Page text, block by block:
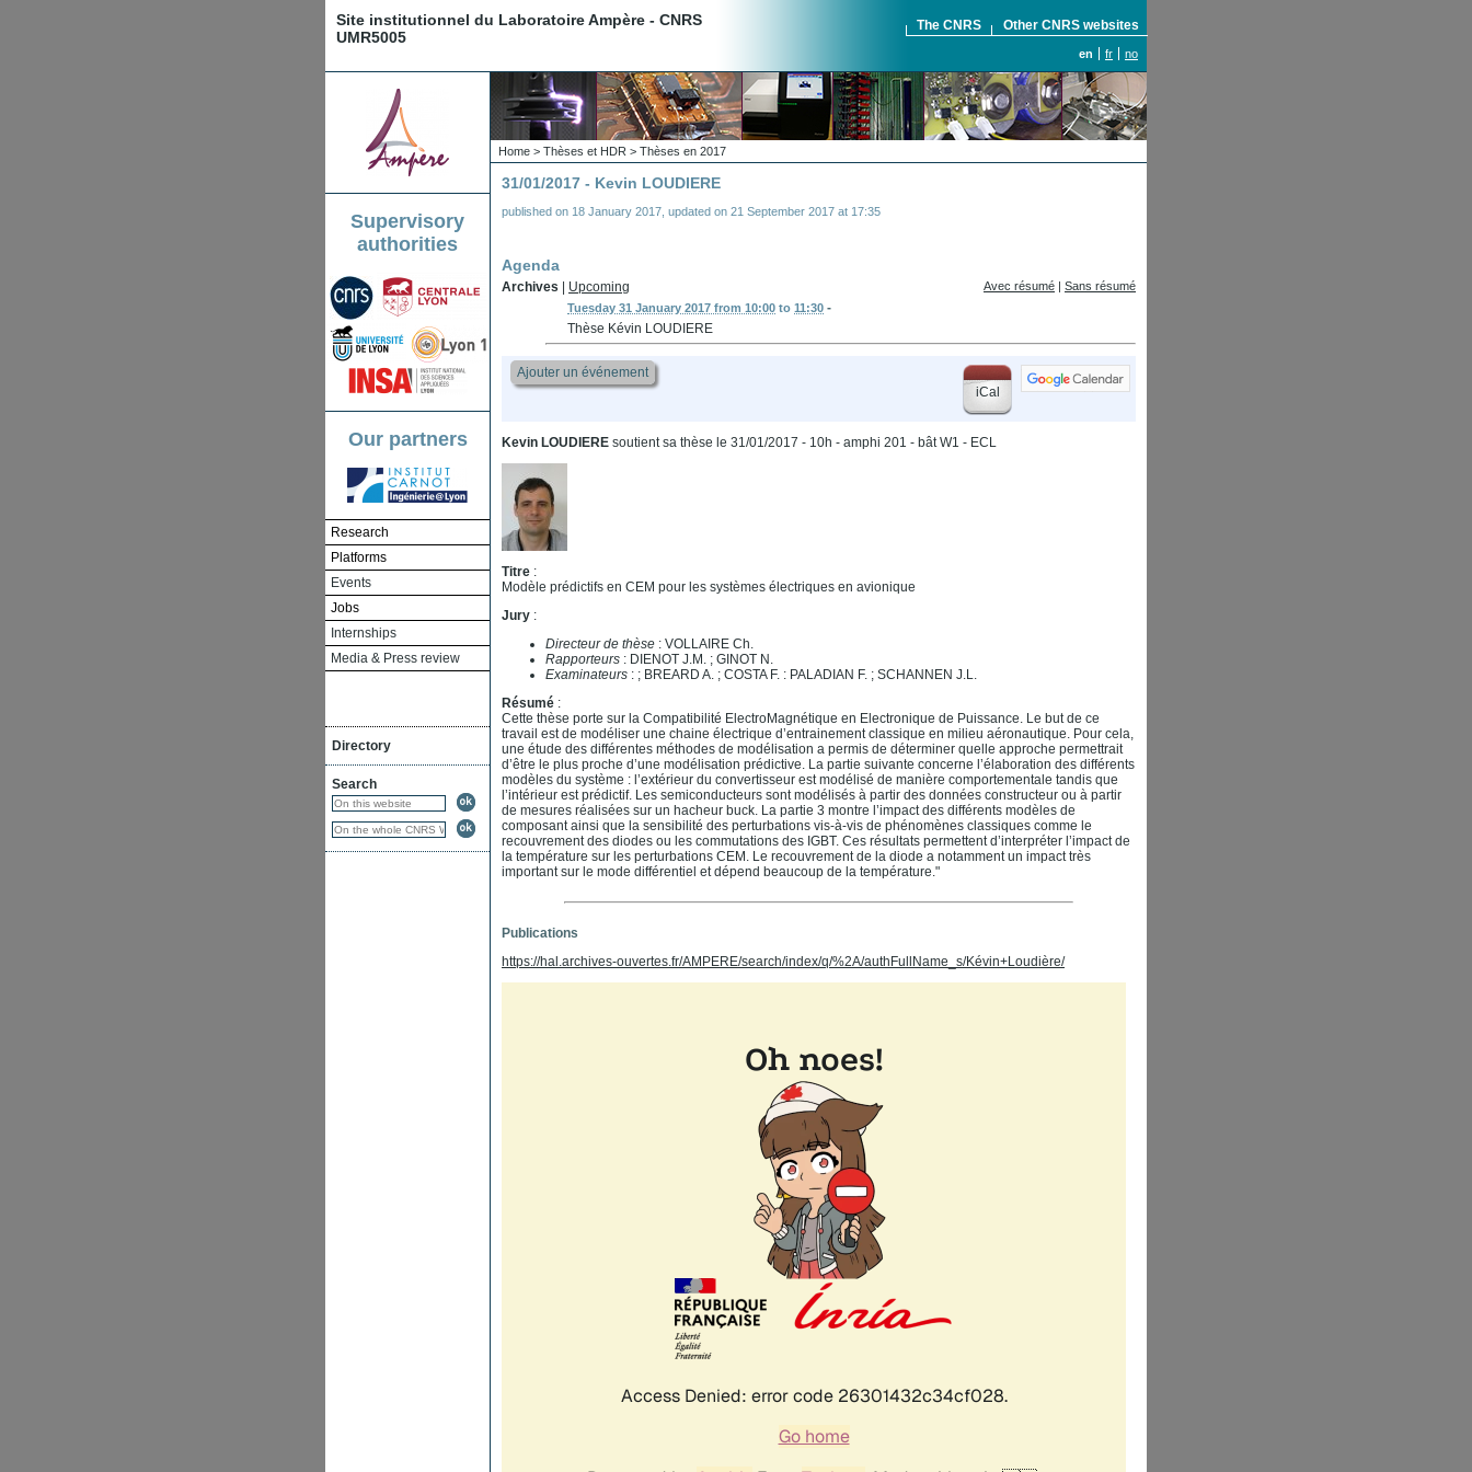
Site institutionnel du Laboratoire Ampère - CNRS
UMR5005
The CNRS Other CNRS websites
en fr no
Supervisory
authorities
Our partners
Research
Platforms
Events
Jobs
Internships
Media & Press review
Directory
Search
Home > Thèses et HDR > Thèses en 2017
31/01/2017 - Kevin LOUDIERE
published on 18 January 2017 updated on 21 September 2017 at 17:35
Agenda
Avec résumé | Sans résumé
Archives Upcoming
Tuesday 31 January 2017 from 10:00 to 11:30 -
Thèse Kévin LOUDIERE
Ajouter un événement
iCal
Kevin LOUDIERE soutient sa thèse le 31/01/2017 - 10h - amphi 201 - bât W1 - ECL
Titre :
Modèle prédictifs en CEM pour les systèmes électriques en avionique
Jury :
Directeur de thèse : VOLLAIRE Ch.
Rapporteurs : DIENOT J.M. ; GINOT N.
Examinateurs : ; BREARD A. ; COSTA F. : PALADIAN F. ; SCHANNEN J.L.
Résumé :
Cette thèse porte sur la Compatibilité ElectroMagnétique en Electronique de Puissance. Le but de ce
travail est de modéliser une chaine électrique d’entrainement classique en milieu aéronautique. Pour cela,
une étude des différentes méthodes de modélisation a permis de déterminer quelle approche permettrait
d’être le plus proche d’une modélisation prédictive. La partie suivante concerne l’élaboration des différents
modèles du système : l’extérieur du convertisseur est modélisé de manière comportementale tandis que
l’intérieur est prédictif. Les semiconducteurs sont modélisés à partir des données constructeur ou à partir
de mesures réalisées sur un hacheur buck. La partie 3 montre l’impact des différents modèles de
composant ainsi que la sensibilité des perturbations vis-à-vis de phénomènes classiques comme le
recouvrement des diodes ou les commutations des IGBT. Ces résultats permettent d’interpréter l’impact de
la température sur les perturbations CEM. Le recouvrement de la diode a notamment un impact très
important sur le mode différentiel et dépend beaucoup de la température."
Publications
https://hal.archives-ouvertes.fr/AMPERE/search/index/q/%2A/authFullName_s/Kévin+Loudière/